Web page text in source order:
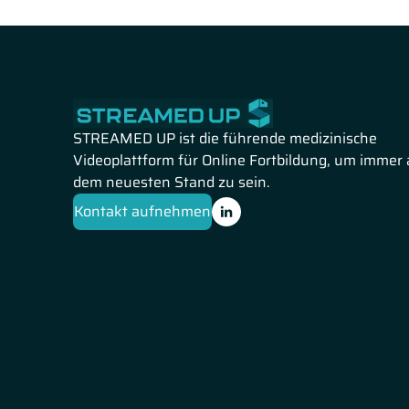
STREAMED UP ist die führende medizinische
Videoplattform für Online Fortbildung, um immer
dem neuesten Stand zu sein.
Kontakt aufnehmen